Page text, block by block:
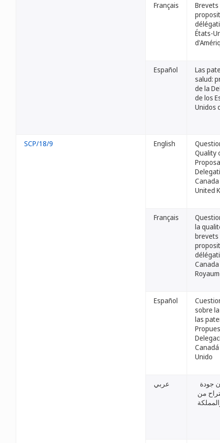
Français
États-
Español
Las
salud:
de la
de los
Unidos
SCP/18/9 English
Quality
United
Français
la
brevets
Español
sobre
las
Unido
عربي
جودة
من